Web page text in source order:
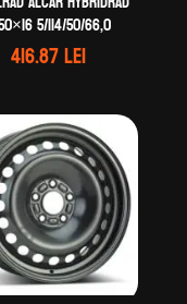
5/114/50/66,0
416.87lei